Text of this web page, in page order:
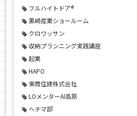
フルハイトドア®
黒崎産業ショールーム
クロワッサン
収納プランニング実践講座
起業
HAPO
東商住建株式会社
LOメンターAI高原
ヘチマ部